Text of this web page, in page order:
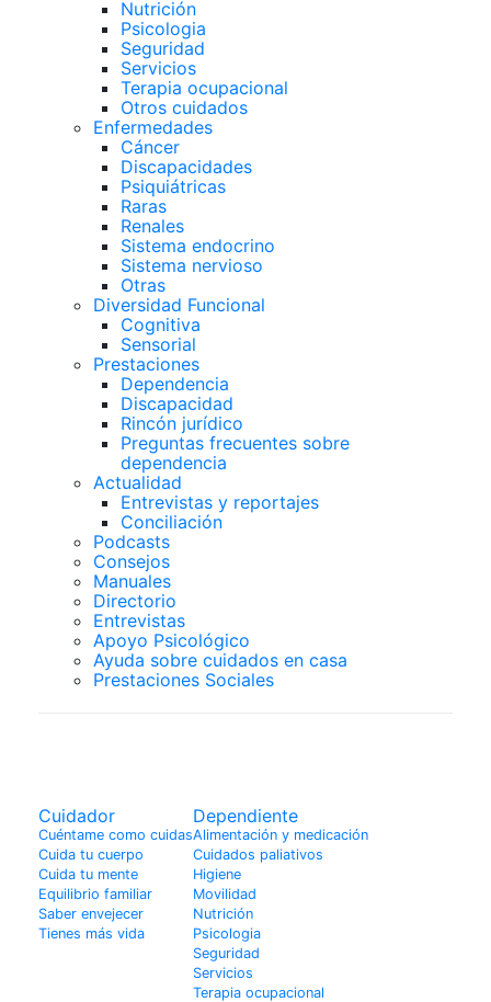
Nutrición
Psicologia
Seguridad
Servicios
Terapia ocupacional
Otros cuidados
Enfermedades
Cáncer
Discapacidades
Psiquiátricas
Raras
Renales
Sistema endocrino
Sistema nervioso
Otras
Diversidad Funcional
Cognitiva
Sensorial
Prestaciones
Dependencia
Discapacidad
Rincón jurídico
Preguntas frecuentes sobre
dependencia
Actualidad
Entrevistas y reportajes
Conciliación
Podcasts
Consejos
Manuales
Directorio
Entrevistas
Apoyo Psicológico
Ayuda sobre cuidados en casa
Prestaciones Sociales
Cuidador
Cuéntame como cuidas
Cuida tu cuerpo
Cuida tu mente
Equilibrio familiar
Saber envejecer
Tienes más vida
Dependiente
Alimentación y medicación
Cuidados paliativos
Higiene
Movilidad
Nutrición
Psicologia
Seguridad
Servicios
Terapia ocupacional